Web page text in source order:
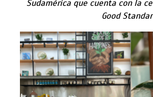
Sudamérica que cuenta con la
Good